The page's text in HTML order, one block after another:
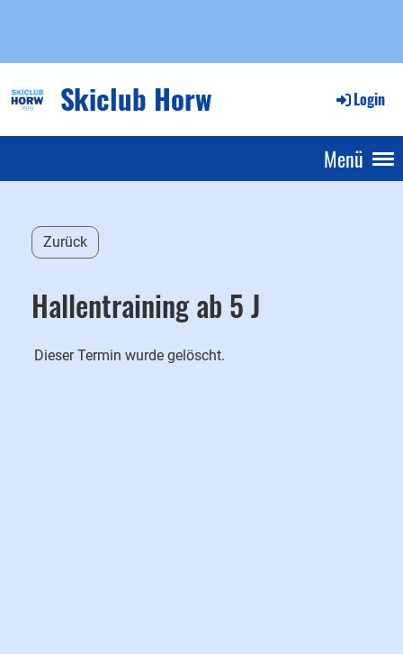
Skiclub Horw Login
Menü
Zurück
Hallentraining ab 5 J
Dieser Termin wurde gelöscht.